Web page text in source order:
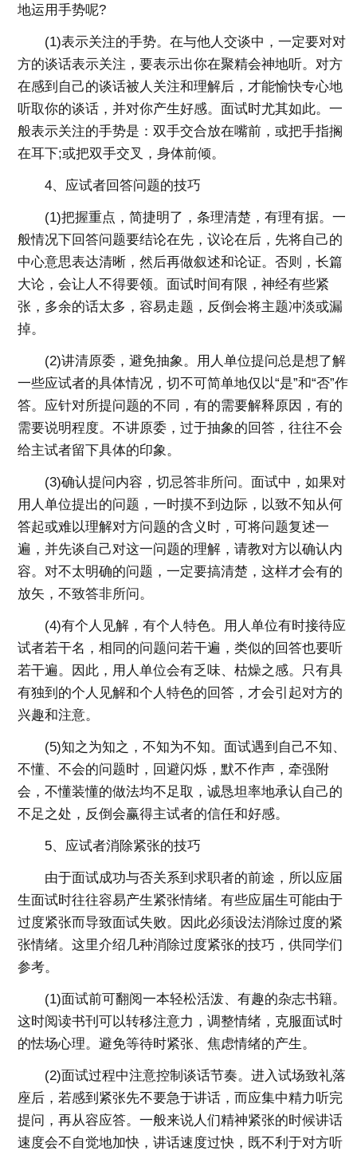
地运用手势呢?
(1)表示关注的手势。在与他人交谈中，一定要对对
方的谈话表示关注，要表示出你在聚精会神地听。对方
在感到自己的谈话被人关注和理解后，才能愉快专心地
听取你的谈话，并对你产生好感。面试时尤其如此。一
般表示关注的手势是：双手交合放在嘴前，或把手指搁
在耳下;或把双手交叉，身体前倾。
4、应试者回答问题的技巧
(1)把握重点，简捷明了，条理清楚，有理有据。一
般情况下回答问题要结论在先，议论在后，先将自己的
中心意思表达清晰，然后再做叙述和论证。否则，长篇
大论，会让人不得要领。面试时间有限，神经有些紧
张，多余的话太多，容易走题，反倒会将主题冲淡或漏
掉。
(2)讲清原委，避免抽象。用人单位提问总是想了解
一些应试者的具体情况，切不可简单地仅以“是”和“否”作
答。应针对所提问题的不同，有的需要解释原因，有的
需要说明程度。不讲原委，过于抽象的回答，往往不会
给主试者留下具体的印象。
(3)确认提问内容，切忌答非所问。面试中，如果对
用人单位提出的问题，一时摸不到边际，以致不知从何
答起或难以理解对方问题的含义时，可将问题复述一
遍，并先谈自己对这一问题的理解，请教对方以确认内
容。对不太明确的问题，一定要搞清楚，这样才会有的
放矢，不致答非所问。
(4)有个人见解，有个人特色。用人单位有时接待应
试者若干名，相同的问题问若干遍，类似的回答也要听
若干遍。因此，用人单位会有乏味、枯燥之感。只有具
有独到的个人见解和个人特色的回答，才会引起对方的
兴趣和注意。
(5)知之为知之，不知为不知。面试遇到自己不知、
不懂、不会的问题时，回避闪烁，默不作声，牵强附
会，不懂装懂的做法均不足取，诚恳坦率地承认自己的
不足之处，反倒会赢得主试者的信任和好感。
5、应试者消除紧张的技巧
由于面试成功与否关系到求职者的前途，所以应届
生面试时往往容易产生紧张情绪。有些应届生可能由于
过度紧张而导致面试失败。因此必须设法消除过度的紧
张情绪。这里介绍几种消除过度紧张的技巧，供同学们
参考。
(1)面试前可翻阅一本轻松活泼、有趣的杂志书籍。
这时阅读书刊可以转移注意力，调整情绪，克服面试时
的怯场心理。避免等待时紧张、焦虑情绪的产生。
(2)面试过程中注意控制谈话节奏。进入试场致礼落
座后，若感到紧张先不要急于讲话，而应集中精力听完
提问，再从容应答。一般来说人们精神紧张的时候讲话
速度会不自觉地加快，讲话速度过快，既不利于对方听